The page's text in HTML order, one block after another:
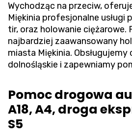
Wychodząc na przeciw,
Miękinia profesjonalne usługi
tir, oraz holowanie ciężarowe.
najbardziej zaawansowany
miasta Miękinia.
dolnośląskie i zapewniamy
Pomoc drogowa
A18, A4, droga
S5